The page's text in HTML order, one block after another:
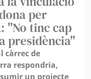
per
"No tinc cap
presidència"
càrrec de
respondria,
un projecte